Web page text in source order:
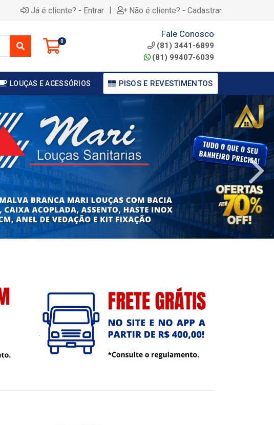
Já é cliente? - Entrar | Não é cliente? - Cadastrar
0
Fale Conosco
(81) 3441-6899
(81) 99407-6039
LOUÇAS E ACESSÓRIOS PISOS E REVESTIMENTOS